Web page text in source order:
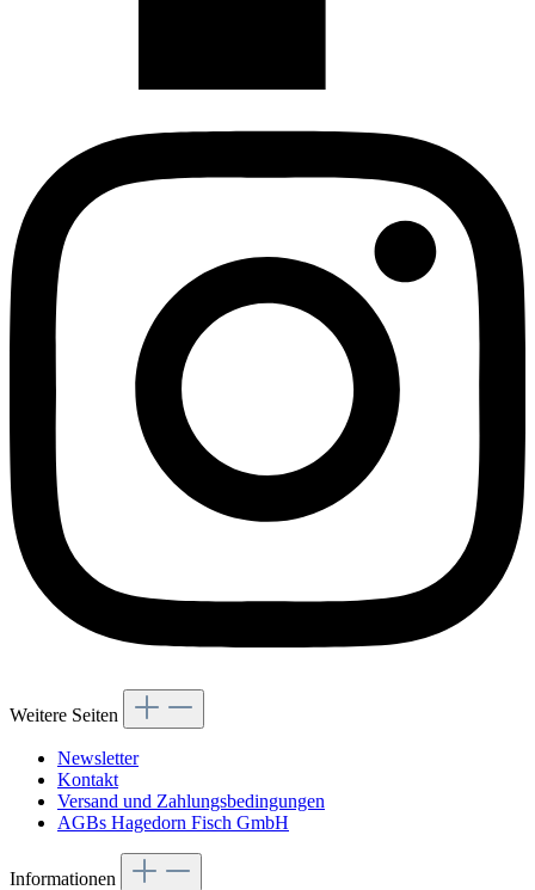
Weitere Seiten
Newsletter
Kontakt
Versand und Zahlungsbedingungen
AGBs Hagedorn Fisch GmbH
Informationen